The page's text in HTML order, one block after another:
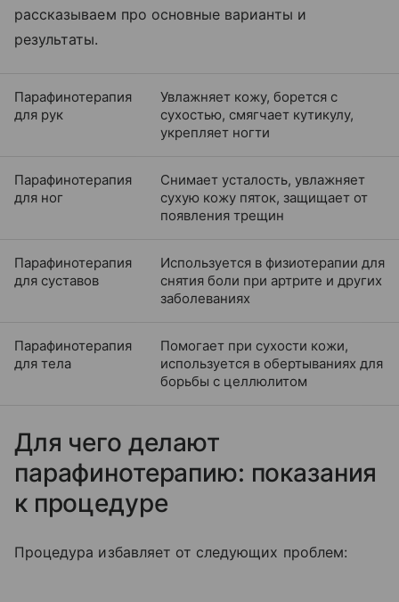
рассказываем про основные варианты и
результаты.
Парафинотерапия
для рук
Увлажняет кожу, борется с
сухостью, смягчает кутикулу,
укрепляет ногти
Парафинотерапия
для ног
Снимает усталость, увлажняет
сухую кожу пяток, защищает от
появления трещин
Парафинотерапия
для суставов
Используется в физиотерапии для
снятия боли при артрите и других
заболеваниях
Парафинотерапия
для тела
Помогает при сухости кожи,
используется в обертываниях для
борьбы с целлюлитом
Для чего делают
парафинотерапию: показания
к процедуре
Процедура избавляет от следующих проблем: